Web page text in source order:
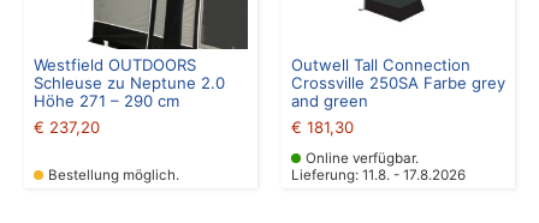
Westfield OUTDOORS
Schleuse zu Neptune 2.0
Höhe 271 – 290 cm
€ 237,20
Bestellung möglich.
Outwell Tall Connection
Crossville 250SA Farbe grey
and green
€ 181,30
Online verfügbar.
Lieferung: 11.8. - 17.8.2026